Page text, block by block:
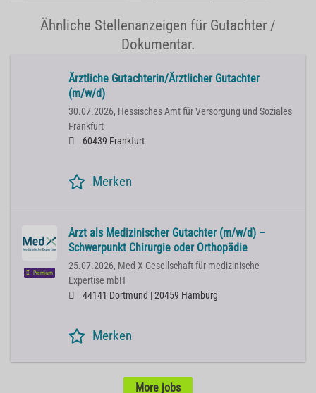
Ähnliche Stellenanzeigen für Gutachter /
Dokumentar.
Ärztliche Gutachterin/Ärztlicher Gutachter
(m/w/d)
30.07.2026, Hessisches Amt für Versorgung und Soziales
Frankfurt
60439 Frankfurt
Merken
Premium
Arzt als Medizinischer Gutachter (m/w/d) –
Schwerpunkt Chirurgie oder Orthopädie
25.07.2026, Med X Gesellschaft für medizinische
Expertise mbH
44141 Dortmund | 20459 Hamburg
Merken
More jobs